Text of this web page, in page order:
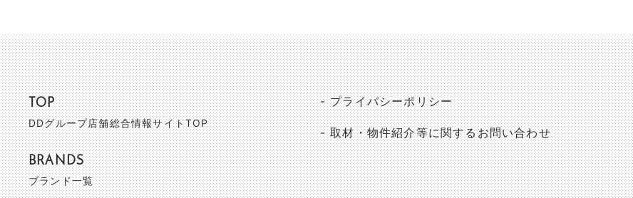
TOP
DDグループ店舗総合情報サイトTOP
BRANDS
ブランド一覧
プライバシーポリシー
取材・物件紹介等に関するお問い合わせ